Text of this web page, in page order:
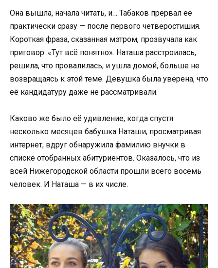
Она вышла, начала читать, и… Табаков прервал её
практически сразу — после первого четверостишия.
Короткая фраза, сказанная мэтром, прозвучала как
приговор: «Тут всё понятно». Наташа расстроилась,
решила, что провалилась, и ушла домой, больше не
возвращаясь к этой теме. Девушка была уверена, что
её кандидатуру даже не рассматривали.
Каково же было её удивление, когда спустя
несколько месяцев бабушка Наташи, просматривая
интернет, вдруг обнаружила фамилию внучки в
списке отобранных абитуриентов. Оказалось, что из
всей Нижегородской области прошли всего восемь
человек. И Наташа — в их числе.